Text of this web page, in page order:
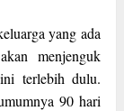
yang ada
menjenguk
terlebih dulu.
90 hari